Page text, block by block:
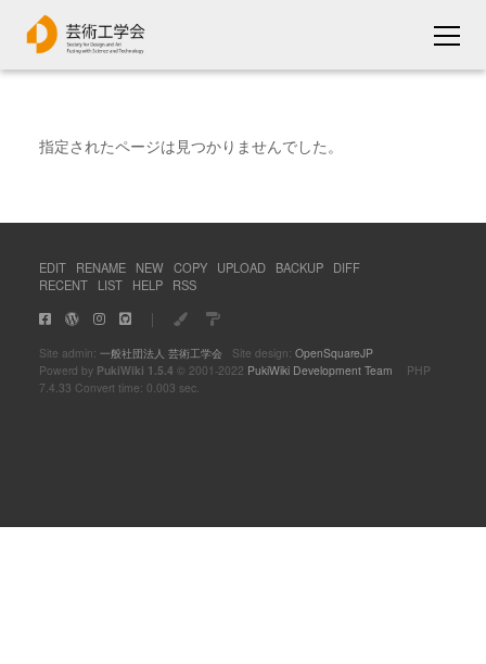
指定されたページは見つかりませんでした。
EDIT RENAME NEW COPY UPLOAD BACKUP
DIFF
RECENT
LIST HELP RSS
｜
Site admin: 一般社団法人 芸術工学会Site design: OpenSquareJP
Powerd by PukiWiki 1.5.4 © 2001-2022 PukiWiki Development Team PHP
7.4.33 Convert time: 0.003 sec.